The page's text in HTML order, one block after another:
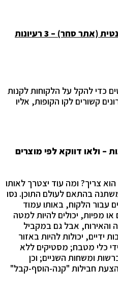
הגדלת מכירות בחנות אינטרנטית (אתר סחר) – 3 רעיונות
פשוטים כדי להקל על הלקוחות לקנות
קשורים לקו הקופות, אליו
– ולאו דווקא לפי מוצרים
צריך? ומה עוד יצטרך לאותו
בהתאם לעולם התוכן. נסו
עבור הלקוח, באותו עמוד
מפיות, יכולים להיות למטה
והאירוח, אבל גם במקביל
ידיים, יכולות להיות באזור
כלי מטבח; מסטיקים ללא
ומשחות השניים; וכן
חבילות "קנה-הוסף-קבל"